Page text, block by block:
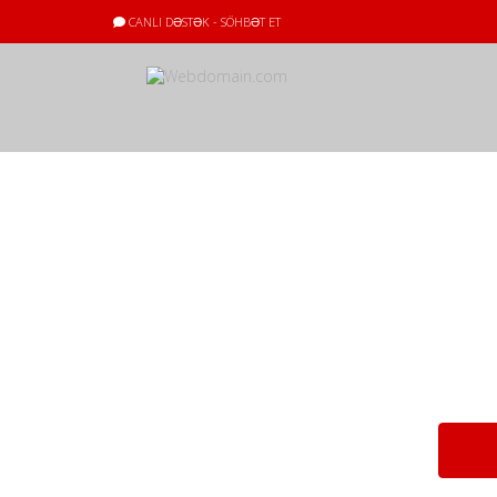
CANLI DƏSTƏK - SÖHBƏT ET